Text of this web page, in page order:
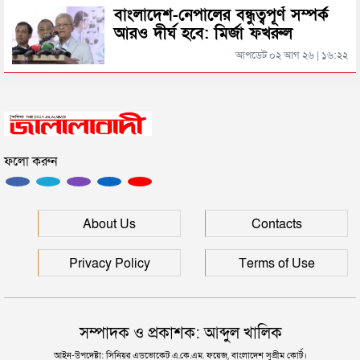
বিয়ানীবাজারের ইউএনও
সিলেটের জোড়া ব্রিজের পাশ থেকে আটক ফরহাদ- বাদশা
প্রধানমন্ত্রী
সিলেটে আরও দুইজনের মৃত্যু, হাসপাতালে ৩ শতাধিক
বাংলাদেশ-নেপালের বন্ধুত্বপূর্ণ সম্পর্ক
আরও দীর্ঘ হবে: মির্জা ফখরুল
আপডেট ০২ আগ ২৬ | ১৬:২২
ফলো করুন
About Us Contacts
Privacy Policy Terms of Use
সম্পাদক ও প্রকাশক: আব্দুল খালিক
আইন-উপদেষ্টা: সিনিয়র এডভোকেট এ.কে.এম. ফয়েজ, বাংলাদেশ সুপ্রীম কোর্ট।